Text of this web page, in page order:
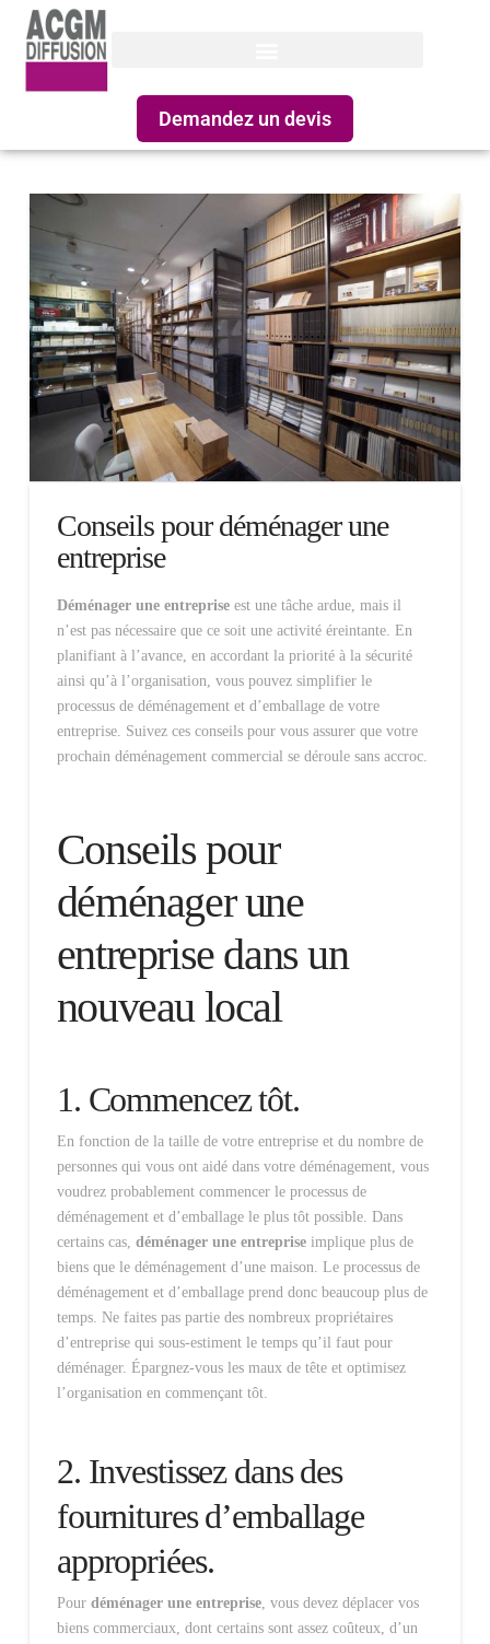
Demandez un devis
Conseils pour déménager une
entreprise
Déménager une entrepriseest une tâche ardue, mais il
n’est pas nécessaire que ce soit une activité éreintante. En
planifiant à l’avance, en accordant la priorité à la sécurité
ainsi qu’à l’organisation, vous pouvez simplifier le
processus de déménagement et d’emballage de votre
entreprise. Suivez ces conseils pour vous assurer que votre
prochain déménagement commercial se déroule sans accroc.
Conseils pour
déménager une
entreprise dans un
nouveau local
1. Commencez tôt.
En fonction de la taille de votre entreprise et du nombre de
personnes qui vous ont aidé dans votre déménagement, vous
voudrez probablement commencer le processus de
déménagement et d’emballage le plus tôt possible. Dans
certains cas, déménager une entrepriseimplique plus de
biens que le déménagement d’une maison. Le processus de
déménagement et d’emballage prend donc beaucoup plus de
temps. Ne faites pas partie des nombreux propriétaires
d’entreprise qui sous-estiment le temps qu’il faut pour
déménager. Épargnez-vous les maux de tête et optimisez
l’organisation en commençant tôt.
2. Investissez dans des
fournitures d’emballage
appropriées.
Pour déménager une entreprise, vous devez déplacer vos
biens commerciaux, dont certains sont assez coûteux, d’un